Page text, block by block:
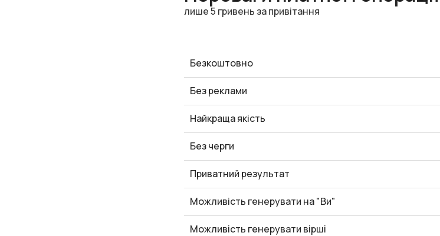
лише 5 гривень за привітання
Безкоштовно
Без реклами
Найкраща якість
Без черги
Приватний результат
Можливість генерувати на "Ви"
Можливість генерувати вірші